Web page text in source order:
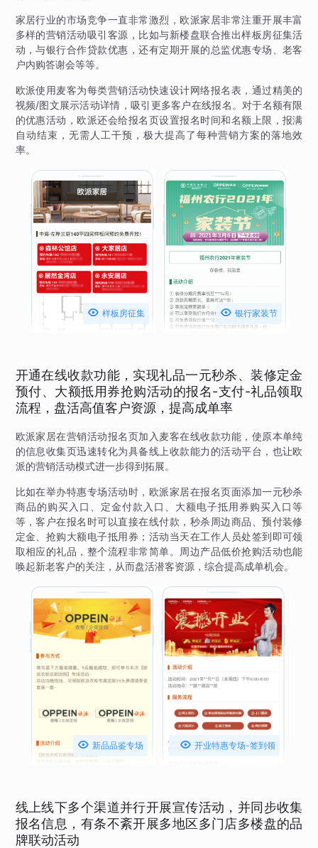
家居行业的市场竞争一直非常激烈，欧派家居非常注重开展丰富
多样的营销活动吸引客源，比如与新楼盘联合推出样板房征集活
动，与银行合作贷款优惠，还有定期开展的总监优惠专场、老客
户内购答谢会等等。
欧派使用麦客为每类营销活动快速设计网络报名表，通过精美的
视频/图文展示活动详情，吸引更多客户在线报名。对于名额有限
的优惠活动，欧派还会给报名页设置报名时间和名额上限，报满
自动结束，无需人工干预，极大提高了每种营销方案的落地效
率。
 样板房征集  银行家装节
开通在线收款功能，实现礼品一元秒杀、装修定金
预付、大额抵用券抢购活动的报名-支付-礼品领取
流程，盘活高值客户资源，提高成单率
欧派家居在营销活动报名页加入麦客在线收款功能，使原本单纯
的信息收集页迅速转化为具备线上收款能力的活动平台，也让欧
派的营销活动模式进一步得到拓展。
比如在举办特惠专场活动时，欧派家居在报名页面添加一元秒杀
商品的购买入口、定金付款入口、大额电子抵用券购买入口等
等，客户在报名时可以直接在线付款，秒杀周边商品、预付装修
定金、抢购大额电子抵用券；活动当天在工作人员处签到即可领
取相应的礼品，整个流程非常简单。周边产品低价抢购活动也能
唤起新老客户的关注，从而盘活潜客资源，综合提高成单机会。
 新品品鉴专场  开业特惠专场-签到领
线上线下多个渠道并行开展宣传活动，并同步收集
报名信息，有条不紊开展多地区多门店多楼盘的品
牌联动活动